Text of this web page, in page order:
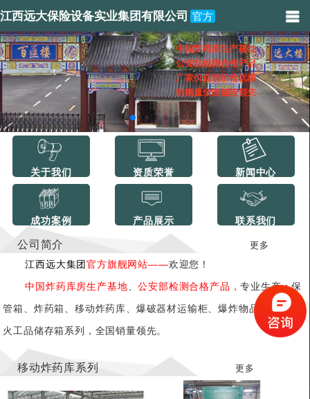
江西远大保险设备实业集团有限公司 官方
关于我们 资质荣誉 新闻中心
成功案例 产品展示 联系我们
公司简介 更多
江西远大集团官方旗舰网站——欢迎您！
中国炸药库房生产基地 、公安部检测合格产品，专业生产：保
管箱、炸药箱、移动炸药库、爆破器材运输柜、爆炸物品储存柜、
火工品储存箱系列，全国销量领先。
移动炸药库系列 更多